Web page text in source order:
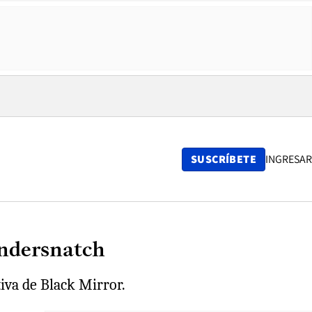
SUSCRÍBETE INGRESAR
de Black Mirror.